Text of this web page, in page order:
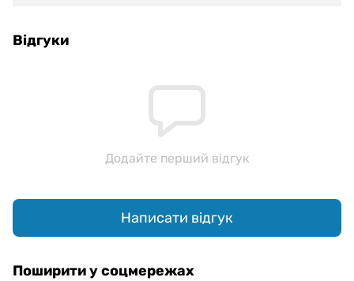
Відгуки
Додайте перший відгук
Написати відгук
Поширити у соцмережах